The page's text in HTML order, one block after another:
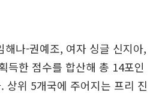
해나-권예조, 여자 싱글 신지아,
득한 점수를 합산해 총 14포인
상위 5개국에 주어지는 프리 진